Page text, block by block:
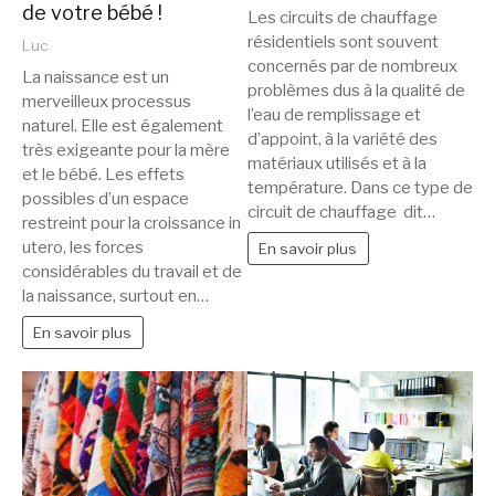
de votre bébé !
Luc
La naissance est un
merveilleux processus
naturel. Elle est également
très exigeante pour la mère
et le bébé. Les effets
possibles d’un espace
restreint pour la croissance in
utero, les forces
considérables du travail et de
la naissance, surtout en…
En savoir plus
Les circuits de chauffage
résidentiels sont souvent
concernés par de nombreux
problèmes dus à la qualité de
l’eau de remplissage et
d’appoint, à la variété des
matériaux utilisés et à la
température. Dans ce type de
circuit de chauffage dit…
En savoir plus